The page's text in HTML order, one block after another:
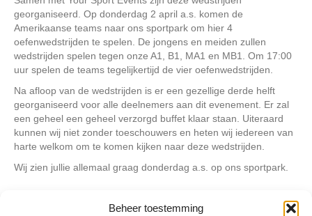
Beheer toestemming
georganiseerd. Op donderdag 2 april a.s. komen de
Amerikaanse teams naar ons sportpark om hier 4
oefenwedstrijden te spelen. De jongens en meiden zullen
wedstrijden spelen tegen onze A1, B1, MA1 en MB1. Om 17:00
uur spelen de teams tegelijkertijd de vier oefenwedstrijden.
Na afloop van de wedstrijden is er een gezellige derde helft
georganiseerd voor alle deelnemers aan dit evenement. Er zal
een geheel een geheel verzorgd buffet klaar staan. Uiteraard
kunnen wij niet zonder toeschouwers en heten wij iedereen van
harte welkom om te komen kijken naar deze wedstrijden.
Wij zien jullie allemaal graag donderdag a.s. op ons sportpark.
Berichten seizoen 2014-2015